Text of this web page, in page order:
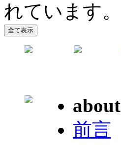
れています。
about
前言